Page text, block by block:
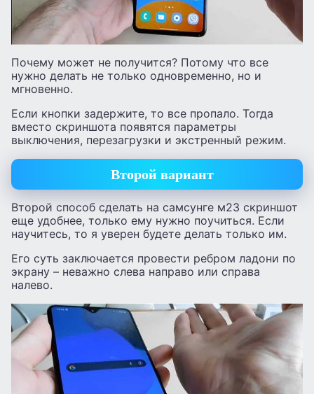
Почему может не получится? Потому что все
нужно делать не только одновременно, но и
мгновенно.
Если кнопки задержите, то все пропало. Тогда
вместо скриншота появятся параметры
выключения, перезагрузки и экстренный режим.
Второй вариант
Второй способ сделать на самсунге м23 скриншот
еще удобнее, только ему нужно поучиться. Если
научитесь, то я уверен будете делать только им.
Его суть заключается провести ребром ладони по
экрану – неважно слева направо или справа
налево.